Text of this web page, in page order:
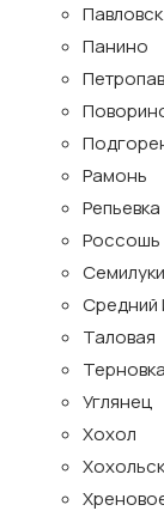
Павловск
Панино
Рамонь
Репьевка
Россошь
Семилуки
Средний
Таловая
Терновка
Углянец
Хохол